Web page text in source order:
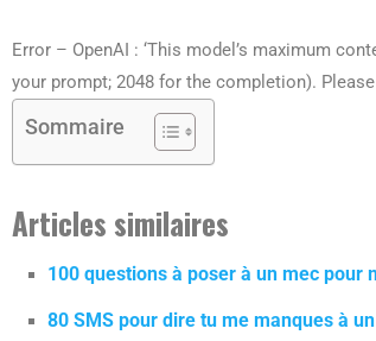
Error – OpenAI : ‘This model’s maximum
your prompt; 2048 for the completion).
Sommaire
Articles similaires
100 questions à poser à un mec pour
80 SMS pour dire tu me manques à